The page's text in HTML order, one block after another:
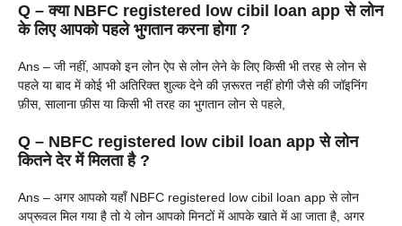
Q – क्या NBFC registered low cibil loan app से लोन
के लिए आपको पहले भुगतान करना होगा ?
Ans – जी नहीं, आपको इन लोन ऐप से लोन लेने के लिए किसी भी तरह से लोन से
पहले या बाद में कोई भी अतिरिक्त शुल्क देने की ज़रूरत नहीं होगी जैसे की जॉइनिंग
फ़ीस, सालाना फ़ीस या किसी भी तरह का भुगतान लोन से पहले,
Q – NBFC registered low cibil loan app से लोन
कितने देर में मिलता है ?
Ans – अगर आपको यहाँ NBFC registered low cibil loan app से लोन
अप्रूवल मिल गया है तो ये लोन आपको मिनटों में आपके खाते में आ जाता है, अगर